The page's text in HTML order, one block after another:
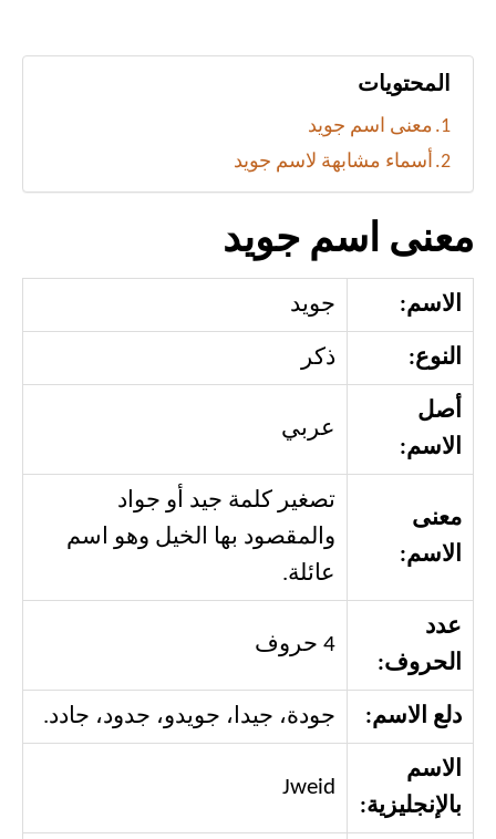
المحتويات
معنى اسم جويد
أسماء مشابهة لاسم جويد
معنى اسم جويد
الاسم: جويد
النوع: ذكر
أصل
الاسم:
عربي
معنى
الاسم:
تصغير كلمة جيد أو جواد
والمقصود بها الخيل وهو اسم
عائلة.
عدد
الحروف:
4 حروف
دلع الاسم: جودة، جيدا، جويدو، جدود، جادد.
الاسم
بالإنجليزية:
Jweid